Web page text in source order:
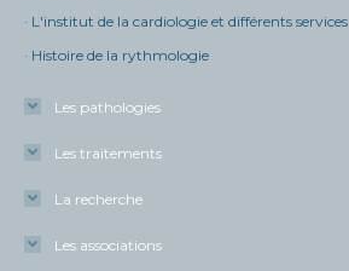
· L'institut de la cardiologie et différents services
· Histoire de la rythmologie
Les pathologies
Les traitements
La recherche
Les associations